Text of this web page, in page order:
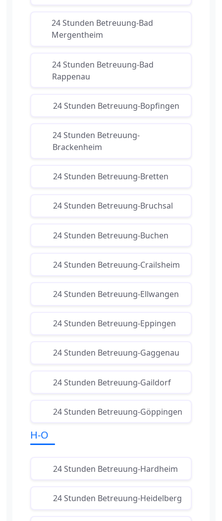
24 Stunden Betreuung-Bad
Mergentheim
24 Stunden Betreuung-Bad
Rappenau
24 Stunden Betreuung-Bopfingen
24 Stunden Betreuung-
Brackenheim
24 Stunden Betreuung-Bretten
24 Stunden Betreuung-Bruchsal
24 Stunden Betreuung-Buchen
24 Stunden Betreuung-Crailsheim
24 Stunden Betreuung-Ellwangen
24 Stunden Betreuung-Eppingen
24 Stunden Betreuung-Gaggenau
24 Stunden Betreuung-Gaildorf
24 Stunden Betreuung-Göppingen
H-O
24 Stunden Betreuung-Hardheim
24 Stunden Betreuung-Heidelberg